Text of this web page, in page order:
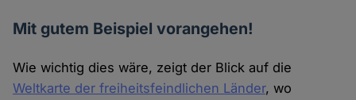
Mit gutem Beispiel vorangehen!
Wie wichtig dies wäre, zeigt der Blick auf die
Weltkarte der freiheitsfeindlichen Länder, wo